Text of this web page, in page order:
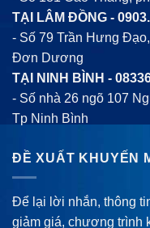
TẠI LÂM ĐỒNG -
- Số 79 Trần Hưng
Đơn Dương
TẠI NINH BÌNH -
- Số nhà 26 ngõ 107
Tp Ninh Bình
ĐỀ XUẤT KHUYẾN
Để lại lời nhắn, thông
giảm giá, chương trình